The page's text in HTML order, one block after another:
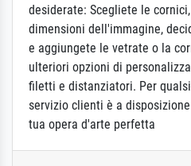
desiderate: Scegliete le
dimensioni dell'immagine,
e aggiungete le vetrate o la
ulteriori opzioni di
filetti e distanziatori. Per
servizio clienti è a
tua opera d'arte perfetta